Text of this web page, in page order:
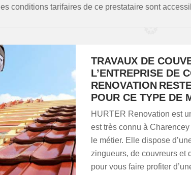
conditions tarifaires de ce prestataire sont
TRAVAUX DE
L’ENTREPRISE DE
RENOVATION
POUR CE TYPE DE
HURTER Renovation est
est très connu à
le métier. Elle dispose
zingueurs, de couvreurs et
pour vous faire profiter